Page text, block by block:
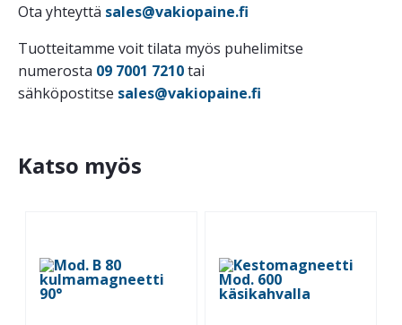
Ota yhteyttä sales@vakiopaine.fi
Tuotteitamme voit tilata myös puhelimitse
numerosta 09 7001 7210tai
sähköpostitse sales@vakiopaine.fi
Katso myös